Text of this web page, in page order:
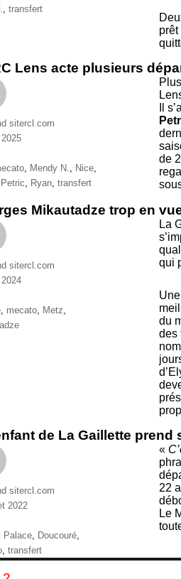
transfert
Lens acte plusieurs
Il
de
sitercl.com
, Mendy N., Nice,
Petric, Ryan, transfert
Mikautadze trop en
La
qui
du
des
sitercl.com
mecato Metz
de La Gaillette prend
«
22
Le
sitercl.com
2022
Palace, Doucouré,
, transfert